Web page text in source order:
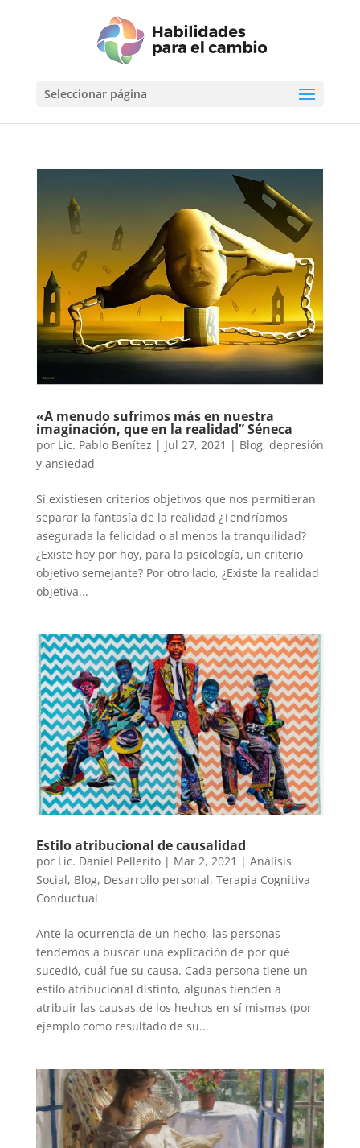
Seleccionar página
«A menudo sufrimos más en nuestra
imaginación, que en la realidad” Séneca
por Lic. Pablo Benítez | Jul 27, 2021 | Blog, depresión
y ansiedad
Si existiesen criterios objetivos que nos permitieran
separar la fantasía de la realidad ¿Tendríamos
asegurada la felicidad o al menos la tranquilidad?
¿Existe hoy por hoy, para la psicología, un criterio
objetivo semejante? Por otro lado, ¿Existe la realidad
objetiva...
Estilo atribucional de causalidad
por Lic. Daniel Pellerito| Mar 2, 2021 | Análisis
Social, Blog, Desarrollo personal, Terapia Cognitiva
Conductual
Ante la ocurrencia de un hecho, las personas
tendemos a buscar una explicación de por qué
sucedió, cuál fue su causa. Cada persona tiene un
estilo atribucional distinto, algunas tienden a
atribuir las causas de los hechos en sí mismas (por
ejemplo como resultado de su...